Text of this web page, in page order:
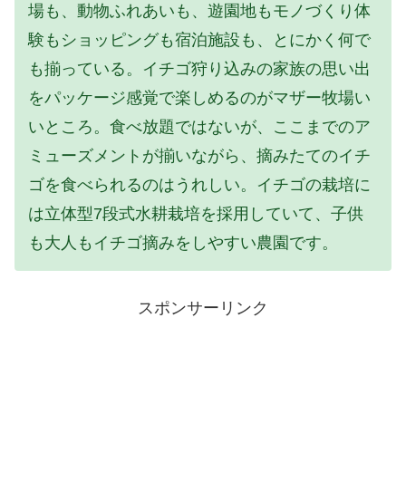
場も、動物ふれあいも、遊園地もモノづくり体
験もショッピングも宿泊施設も、とにかく何で
も揃っている。イチゴ狩り込みの家族の思い出
をパッケージ感覚で楽しめるのがマザー牧場い
いところ。食べ放題ではないが、ここまでのア
ミューズメントが揃いながら、摘みたてのイチ
ゴを食べられるのはうれしい。イチゴの栽培に
は立体型7段式水耕栽培を採用していて、子供
も大人もイチゴ摘みをしやすい農園です。
スポンサーリンク